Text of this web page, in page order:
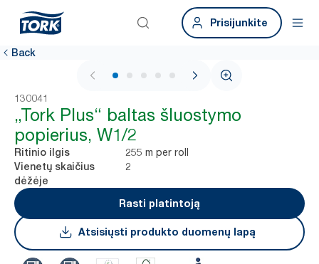
Prisijunkite
Back
1 / 5
130041
„Tork Plus“ baltas šluostymo
popierius, W1/2
Ritinio ilgis 255 m per roll
Vienetų skaičius
dėžėje
2
Rasti platintoją
Atsisiųsti produkto duomenų lapą